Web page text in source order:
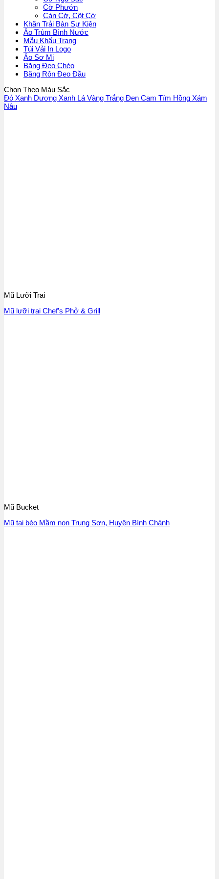
Cờ Phướn
Cán Cờ, Cột Cờ
Khăn Trải Bàn Sự Kiện
Áo Trùm Bình Nước
Mẫu Khẩu Trang
Túi Vải In Logo
Áo Sơ Mi
Băng Đeo Chéo
Băng Rôn Đeo Đầu
Chọn Theo Màu Sắc
Đỏ Xanh Dương Xanh Lá Vàng Trắng Đen Cam Tím Hồng Xám
Nâu
Mũ Lưỡi Trai
Mũ lưỡi trai Chef’s Phở & Grill
Mũ Bucket
Mũ tai bèo Mầm non Trung Sơn, Huyện Bình Chánh